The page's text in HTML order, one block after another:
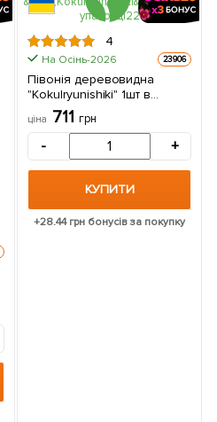
4
На Осінь-2026 23906
Півонія деревовидна
"Kokulryunishiki" 1шт в
ціна 711 грн
- +
КУПИТИ
+28.44грн бонусів за покупку